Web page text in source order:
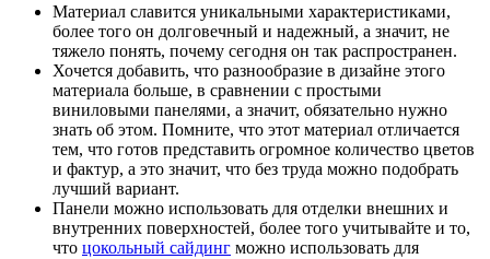
Материал славится уникальными характеристиками,
более того он долговечный и надежный, а значит, не
тяжело понять, почему сегодня он так распространен.
Хочется добавить, что разнообразие в дизайне этого
материала больше, в сравнении с простыми
виниловыми панелями, а значит, обязательно нужно
знать об этом. Помните, что этот материал отличается
тем, что готов представить огромное количество цветов
и фактур, а это значит, что без труда можно подобрать
лучший вариант.
Панели можно использовать для отделки внешних и
внутренних поверхностей, более того учитывайте и то,
что цокольный сайдинг можно использовать для